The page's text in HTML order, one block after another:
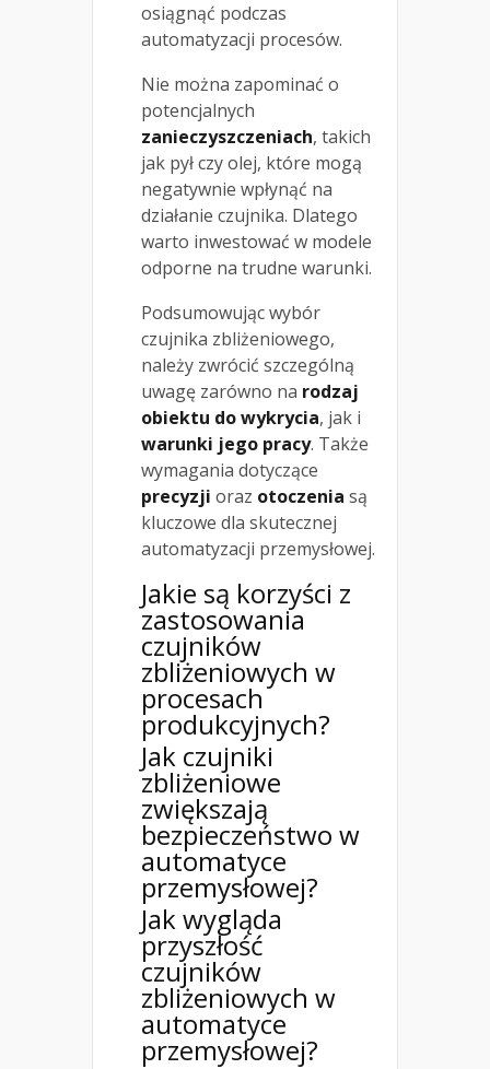
osiągnąć podczas
automatyzacji procesów.
Nie można zapominać o
potencjalnych
zanieczyszczeniach, takich
jak pył czy olej, które mogą
negatywnie wpłynąć na
działanie czujnika. Dlatego
warto inwestować w modele
odporne na trudne warunki.
Podsumowując wybór
czujnika zbliżeniowego,
należy zwrócić szczególną
uwagę zarówno na rodzaj
obiektu do wykrycia, jak i
warunki jego pracy. Także
wymagania dotyczące
precyzji oraz otoczenia są
kluczowe dla skutecznej
automatyzacji przemysłowej.
Jakie są korzyści z
zastosowania
czujników
zbliżeniowych w
procesach
produkcyjnych?
Jak czujniki
zbliżeniowe
zwiększają
bezpieczeństwo w
automatyce
przemysłowej?
Jak wygląda
przyszłość
czujników
zbliżeniowych w
automatyce
przemysłowej?